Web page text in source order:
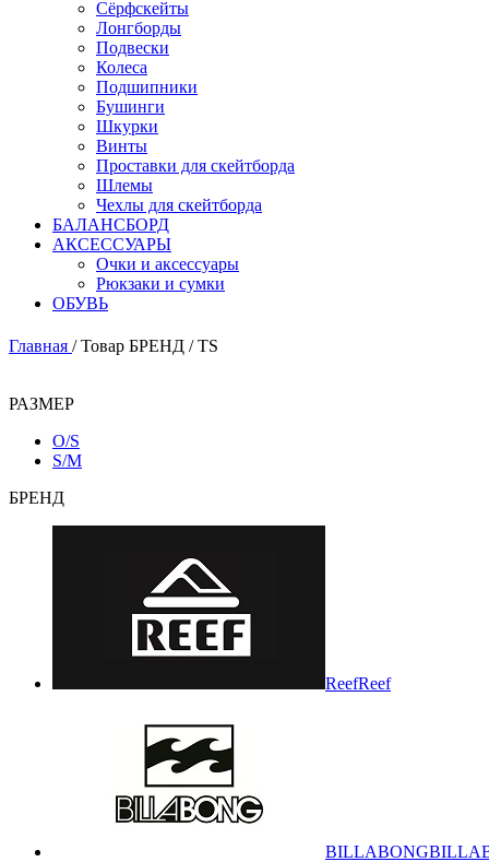
Сёрфскейты
Лонгборды
Подвески
Колеса
Подшипники
Бушинги
Шкурки
Винты
Проставки для скейтборда
Шлемы
Чехлы для скейтборда
БАЛАНСБОРД
АКСЕССУАРЫ
Очки и аксессуары
Рюкзаки и сумки
ОБУВЬ
Главная / Товар БРЕНД / TS
РАЗМЕР
O/S
S/M
БРЕНД
ReefReef
BILLABONG